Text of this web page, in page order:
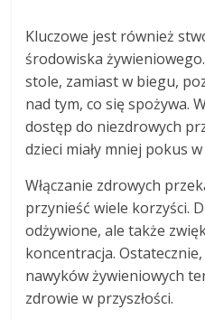
Kluczowe jest również
środowiska
stole, zamiast w biegu,
nad tym, co się spożywa.
dostęp do niezdrowych
dzieci miały mniej pokus
Włączanie zdrowych
przynieść wiele korzyści.
odżywione, ale także
koncentracja.
nawyków żywieniowych
zdrowie w przyszłości.